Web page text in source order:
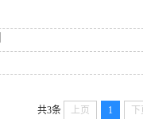
共3条 上页 1